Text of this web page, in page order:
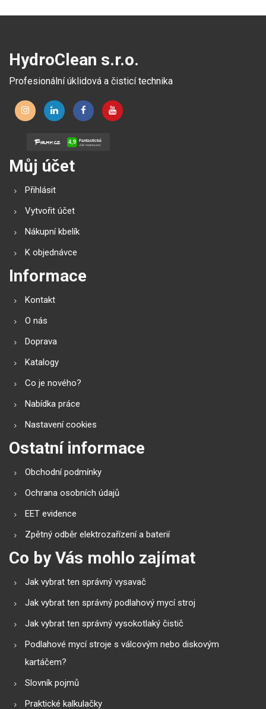
HydroClean s.r.o.
Profesionální úklidová a čisticí technika
Můj účet
Přihlásit
Vytvořit účet
Nákupní kbelík
K objednávce
Informace
Kontakt
O nás
Doprava
Katalogy
Co je nového?
Nabídka práce
Nastavení cookies
Ostatní informace
Obchodní podmínky
Ochrana osobních údajů
EET evidence
Zpětný odběr elektrozařízení a baterií
Co by Vás mohlo zajímat
Jak vybrat ten správný vysavač
Jak vybrat ten správný podlahový mycí stroj
Jak vybrat ten správný vysokotlaký čistič
Podlahové mycí stroje s válcovým nebo diskovým
kartáčem?
Slovník pojmů
Praktické kalkulačky